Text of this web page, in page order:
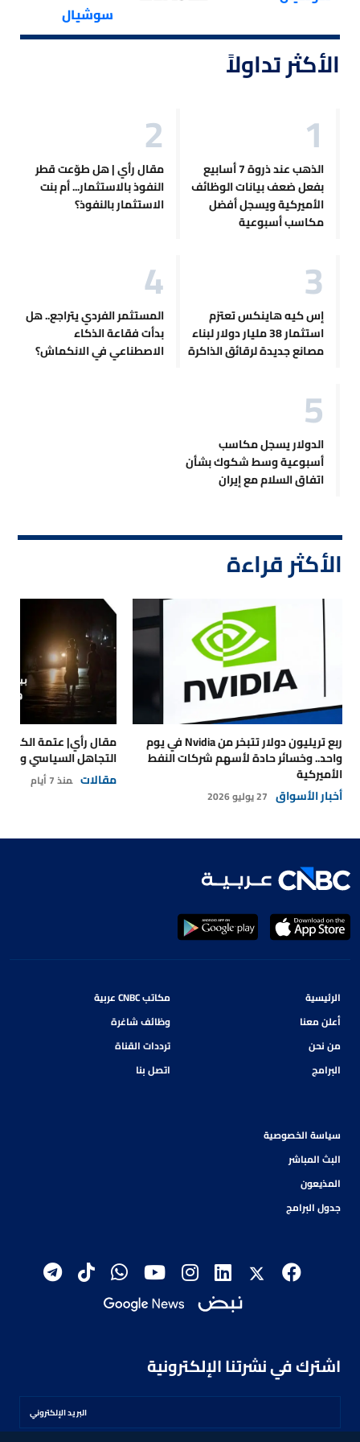
سوشيال
الأكثر تداولاً
الذهب عند ذروة 7 أسابيع
بفعل ضعف بيانات الوظائف
الأميركية ويسجل أفضل
مكاسب أسبوعية
مقال رأي | هل طوّعت قطر
النفوذ بالاستثمار... أم بنت
الاستثمار بالنفوذ؟
إس كيه هاينكس تعتزم
استثمار 38 مليار دولار لبناء
مصانع جديدة لرقائق الذاكرة
المستثمر الفردي يتراجع.. هل
بدأت فقاعة الذكاء
الاصطناعي في الانكماش؟
الدولار يسجل مكاسب
أسبوعية وسط شكوك بشأن
اتفاق السلام مع إيران
الأكثر قراءة
ربع تريليون دولار تتبخر من Nvidia في يوم
واحد.. وخسائر حادة لأسهم شركات النفط
الأميركية
أخبار الأسواق 27 يوليو 2026
مقال رأي| عتمة
التجاهل السياسي
مقالات منذ 7 أيام
الرئيسية
أعلن معنا
من نحن
البرامج
مكاتب CNBC عربية
وظائف شاغرة
ترددات القناة
اتصل بنا
سياسة الخصوصية
البث المباشر
المذيعون
جدول البرامج
اشترك في نشرتنا الإلكترونية